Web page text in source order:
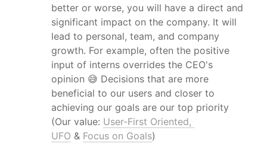
better or worse, you will have a direct and
significant impact on the company. It will
lead to personal, team, and company
growth. For example, often the positive
input of interns overrides the CEO's
opinion 😅 Decisions that are more
beneficial to our users and closer to
achieving our goals are our top priority
(Our value: User-First Oriented,
UFO & Focus on Goals)